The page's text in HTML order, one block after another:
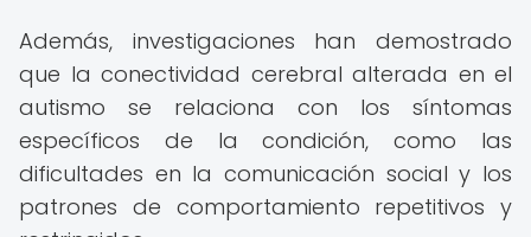
Además, investigaciones han demostrado
que la conectividad cerebral alterada en el
autismo se relaciona con los síntomas
específicos de la condición, como las
dificultades en la comunicación social y los
patrones de comportamiento repetitivos y